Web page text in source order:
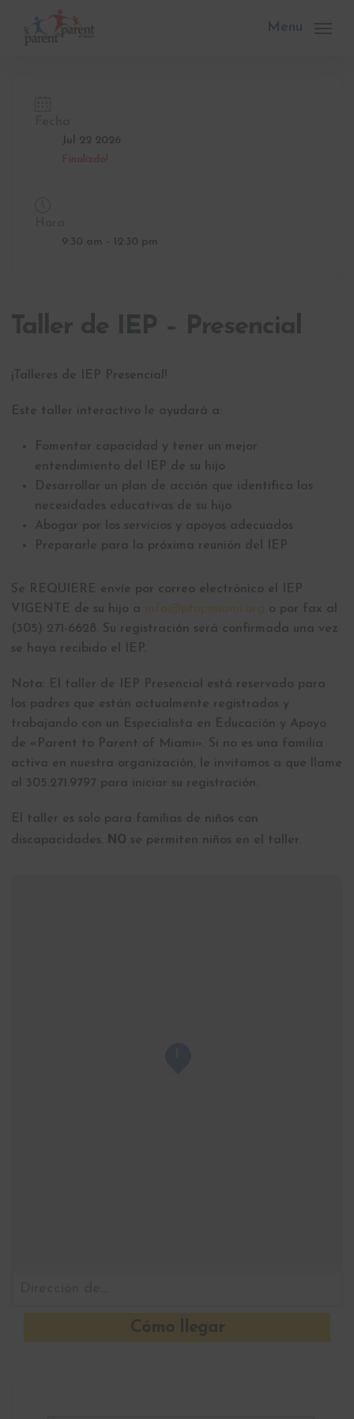
main
Menu
Jul 22 2026
Finalizdo!
9:30 am - 12:30 pm
¡Talleres de IEP Presencial!
Este taller interactivo le ayudará a:
Fomentar capacidad y tener un mejor
entendimiento del IEP de su hijo
Desarrollar un plan de acción que identifica las
necesidades educativas de su hijo
Abogar por los servicios y apoyos adecuados
Prepararle para la próxima reunión del IEP
Se REQUIERE envíe por correo electrónico el IEP
VIGENTE de su hijo a
o por fax al
(305) 271-6628. Su registración será confirmada una vez
se haya recibido el IEP.
Nota: El taller de IEP Presencial está reservado para
los padres que están actualmente registrados y
trabajando con un Especialista en Educación y Apoyo
de «Parent to Parent of Miami». Si no es una familia
activa en nuestra organización, le invitamos a que llame
al 305.271.9797 para iniciar su registración.
El taller es solo para familias de niños con
discapacidades. NO se permiten niños en el taller.